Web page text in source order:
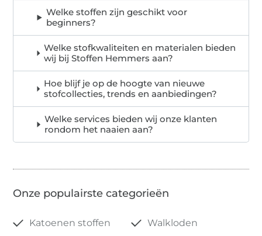
Welke stoffen zijn geschikt voor
beginners?
Welke stofkwaliteiten en materialen bieden
wij bij Stoffen Hemmers aan?
Hoe blijf je op de hoogte van nieuwe
stofcollecties, trends en aanbiedingen?
Welke services bieden wij onze klanten
rondom het naaien aan?
Onze populairste categorieën
Katoenen stoffen
Walkloden